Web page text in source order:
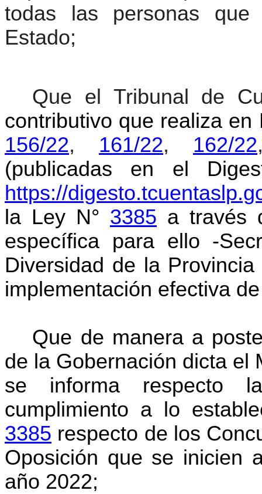
todas las personas
Estado;
Que el Tribunal de
contributivo que realiza
156/22, 161/22, 162/22
(publicadas en el
https://
la Ley N° 3385 a través
específica para ello -
Diversidad de la
implementación efectiva
Que de manera a
de la Gobernación dicta el
se informa respecto
cumplimiento a lo
3385 respecto de los
Oposición que se inicien
año 2022;